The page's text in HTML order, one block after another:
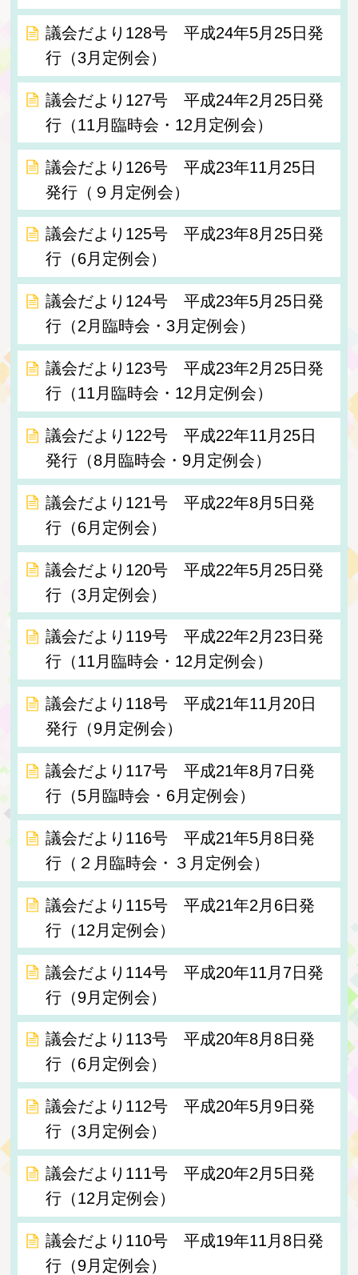
議会だより128号 平成24年5月25日発
行（3月定例会）
議会だより127号 平成24年2月25日発
行（11月臨時会・12月定例会）
議会だより126号 平成23年11月25日
発行（９月定例会）
議会だより125号 平成23年8月25日発
行（6月定例会）
議会だより124号 平成23年5月25日発
行（2月臨時会・3月定例会）
議会だより123号 平成23年2月25日発
行（11月臨時会・12月定例会）
議会だより122号 平成22年11月25日
発行（8月臨時会・9月定例会）
議会だより121号 平成22年8月5日発
行（6月定例会）
議会だより120号 平成22年5月25日発
行（3月定例会）
議会だより119号 平成22年2月23日発
行（11月臨時会・12月定例会）
議会だより118号 平成21年11月20日
発行（9月定例会）
議会だより117号 平成21年8月7日発
行（5月臨時会・6月定例会）
議会だより116号 平成21年5月8日発
行（２月臨時会・３月定例会）
議会だより115号 平成21年2月6日発
行（12月定例会）
議会だより114号 平成20年11月7日発
行（9月定例会）
議会だより113号 平成20年8月8日発
行（6月定例会）
議会だより112号 平成20年5月9日発
行（3月定例会）
議会だより111号 平成20年2月5日発
行（12月定例会）
議会だより110号 平成19年11月8日発
行（9月定例会）